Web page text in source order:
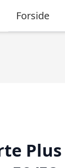
Forside
Plus